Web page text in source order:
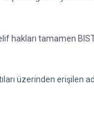
hakları tamamen
üzerinden erişilen